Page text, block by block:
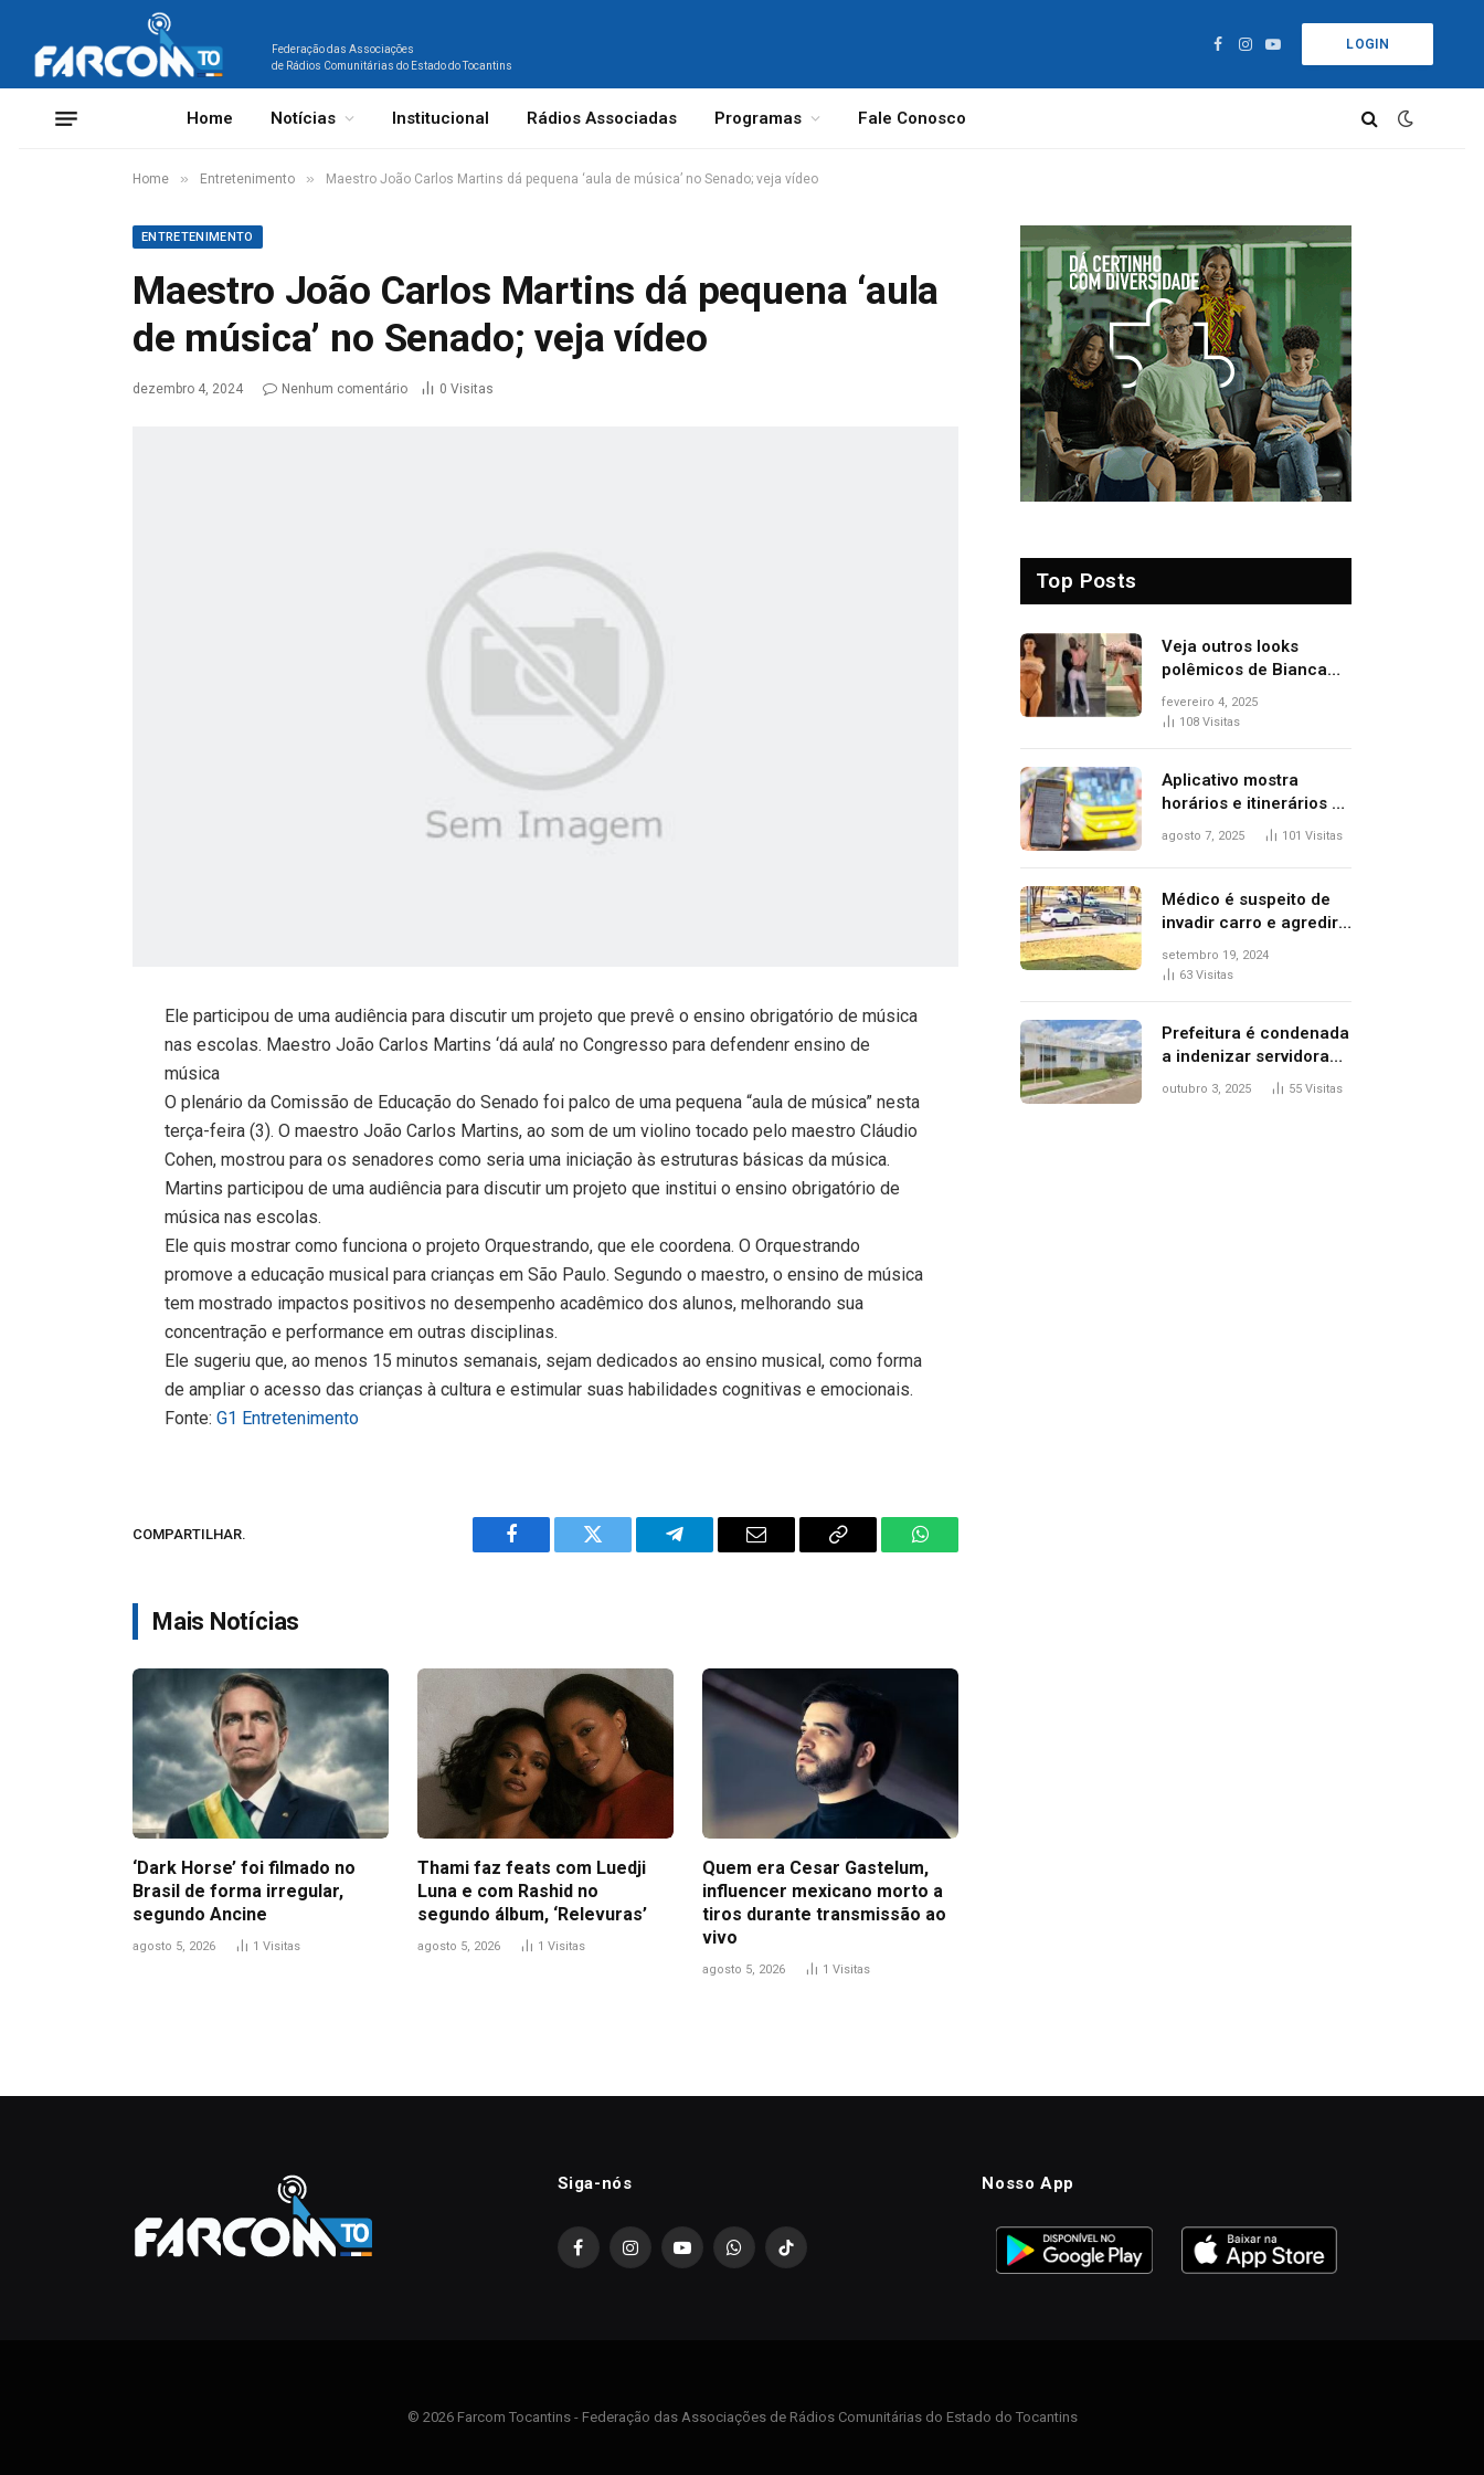
Federação das Associações
de Rádios Comunitárias do Estado do Tocantins
Facebook
Instagram
YouTube
LOGIN
Home Notícias Institucional Rádios Associadas Programas Fale Conosco
Home » Entretenimento » Maestro João Carlos Martins dá pequena ‘aula de música’ no Senado; veja vídeo
ENTRETENIMENTO
Maestro João Carlos Martins dá pequena ‘aula
de música’ no Senado; veja vídeo
dezembro 4, 2024 Nenhum comentário 0 Visitas
Ele participou de uma audiência para discutir um projeto que prevê o ensino obrigatório de música
nas escolas. Maestro João Carlos Martins ‘dá aula’ no Congresso para defendenr ensino de
música
O plenário da Comissão de Educação do Senado foi palco de uma pequena “aula de música” nesta
terça-feira (3). O maestro João Carlos Martins, ao som de um violino tocado pelo maestro Cláudio
Cohen, mostrou para os senadores como seria uma iniciação às estruturas básicas da música.
Martins participou de uma audiência para discutir um projeto que institui o ensino obrigatório de
música nas escolas.
Ele quis mostrar como funciona o projeto Orquestrando, que ele coordena. O Orquestrando
promove a educação musical para crianças em São Paulo. Segundo o maestro, o ensino de música
tem mostrado impactos positivos no desempenho acadêmico dos alunos, melhorando sua
concentração e performance em outras disciplinas.
Ele sugeriu que, ao menos 15 minutos semanais, sejam dedicados ao ensino musical, como forma
de ampliar o acesso das crianças à cultura e estimular suas habilidades cognitivas e emocionais.
Fonte:G1 Entretenimento
COMPARTILHAR.
Facebook Twitter Telegram Email
Copy
WhatsApp
Mais Notícias
‘Dark Horse’ foi filmado no
Brasil de forma irregular,
segundo Ancine
agosto 5, 2026 1 Visitas
Thami faz feats com Luedji
Luna e com Rashid no
segundo álbum, ‘Relevuras’
agosto 5, 2026 1 Visitas
Quem era Cesar Gastelum,
influencer mexicano morto a
tiros durante transmissão ao
vivo
agosto 5, 2026 1 Visitas
Top Posts
Veja outros looks
polêmicos de Bianca
Censori, esposa de
Kanye West que
fevereiro 4, 2025
108 Visitas
Aplicativo mostra
horários e itinerários de
ônibus a usuários do
agosto 7, 2025 101 Visitas
Médico é suspeito de
invadir carro e agredir
delegado aposentado
durante confusão no
setembro 19, 2024
63 Visitas
Prefeitura é condenada
a indenizar servidora
temporária demitida
outubro 3, 2025 55 Visitas
Siga-nós
FacebookInstagramYouTubeWhatsAppTikTok
Nosso App
© 2026 Farcom Tocantins - Federação das Associações de Rádios Comunitárias do Estado do Tocantins